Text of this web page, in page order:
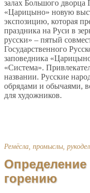
залах Большого дворца
«Царицыно» новую
экспозицию, которая
праздника на Руси в
русски» – пятый
Государственного
заповедника
«Система».
названии. Русские
обрядами и обычаями,
для художников.
Ремёсла, промыслы,
Определение
горению